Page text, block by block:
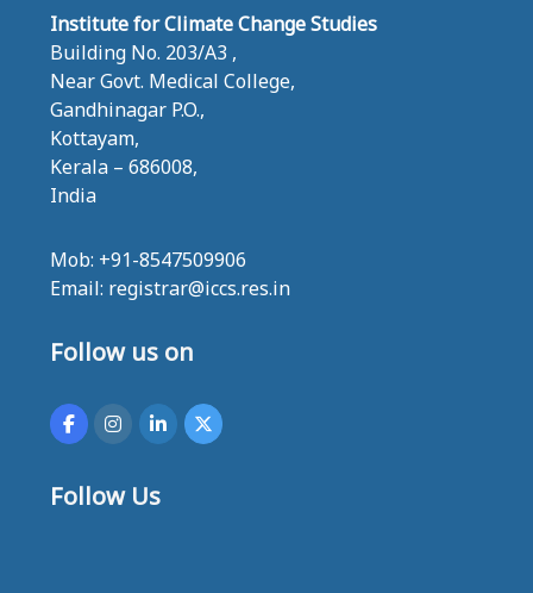
Institute for Climate Change Studies
Building No. 203/A3 ,
Near Govt. Medical College,
Gandhinagar P.O.,
Kottayam,
Kerala – 686008,
India
Mob: +91-8547509906
Email: registrar@iccs.res.in
Follow us on
Follow Us